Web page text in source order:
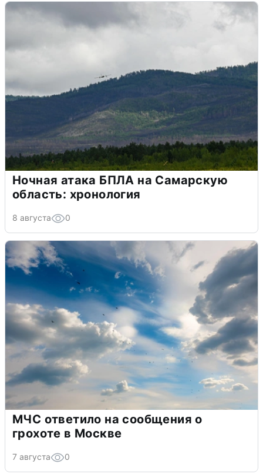
Ночная атака БПЛА на Самарскую
область: хронология
8 августа 0
МЧС ответило на сообщения о
грохоте в Москве
7 августа 0